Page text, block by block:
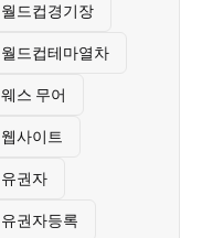
월드컵경기장
월드컵테마열차
웨스 무어
웹사이트
유권자
유권자등록